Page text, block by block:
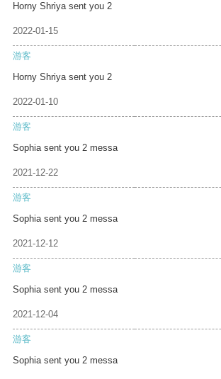
Horny Shriya sent you 2
2022-01-15
游客
Horny Shriya sent you 2
2022-01-10
游客
Sophia sent you 2 messa
2021-12-22
游客
Sophia sent you 2 messa
2021-12-12
游客
Sophia sent you 2 messa
2021-12-04
游客
Sophia sent you 2 messa